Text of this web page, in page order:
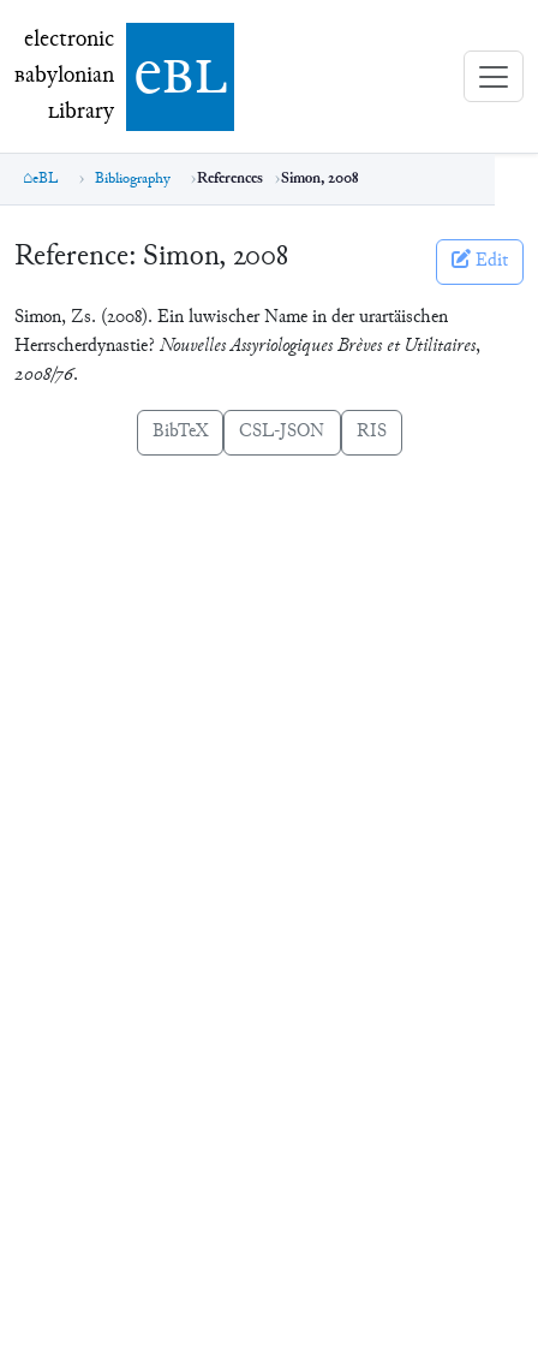
electronic Babylonian Library (eBL)
electronic
Babylonian
Library ebl
eBL Bibliography References Simon, 2008
Reference: Simon, 2008 Edit
Simon, Zs. (2008). Ein luwischer Name in der urartäischen
Herrscherdynastie? Nouvelles Assyriologiques Brèves et Utilitaires,
2008/76.
BibTeX CSL-JSON RIS